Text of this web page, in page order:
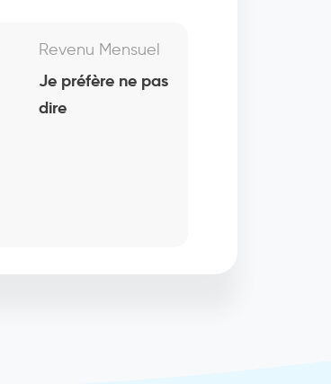
Revenu Mensuel
Je préfère ne pas
dire